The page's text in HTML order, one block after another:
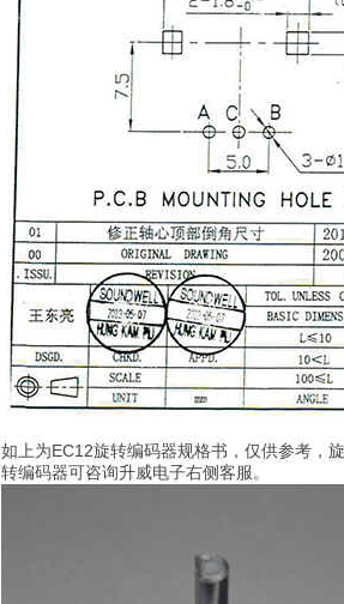
如上为EC12旋转编码器规格书，仅供参考，
转编码器可咨询升威电子右侧客服。